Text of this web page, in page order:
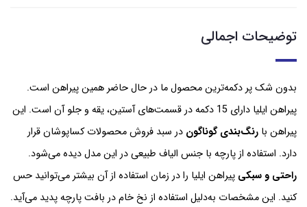
توضیحات اجمالی
بدون شک پر دکمه‌ترین محصول ما در حال حاضر همین پیراهن است.
پیراهن ایلیا دارای 15 دکمه در قسمت‌های آستین، یقه و جلو آن است. این
پیراهن با رنگ‌بندی گوناگون در سبد فروش محصولات کساپوشان قرار
دارد. استفاده از پارچه با جنس الیاف طبیعی در این مدل دیده می‌شود.
راحتی و سبکی پیراهن ایلیا را در زمان استفاده از آن بیشتر می‌توانید حس
کنید. این مشخصات به‌دلیل استفاده از نخ خام در بافت پارچه پدید می‌آید.